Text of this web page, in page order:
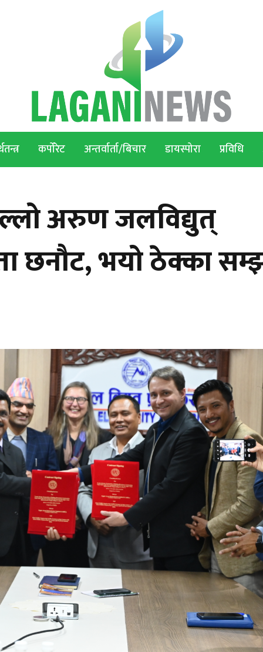
कर्पोरेट अन्तर्वार्ता/बिचार डायस्पोरा प्रविधि
अरुण जलविद्युत्
छनौट, भयो ठेक्का